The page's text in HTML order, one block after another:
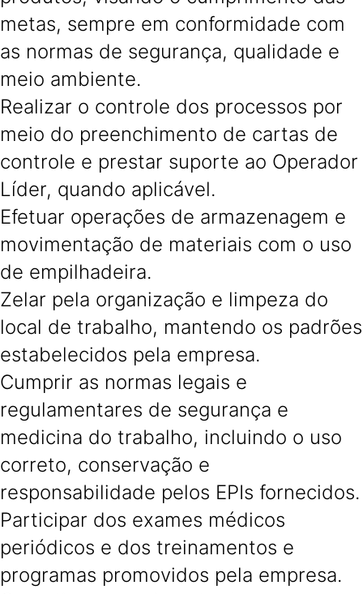
metas, sempre em conformidade com
as normas de segurança, qualidade e
meio ambiente.
Realizar o controle dos processos por
meio do preenchimento de cartas de
controle e prestar suporte ao Operador
Líder, quando aplicável.
Efetuar operações de armazenagem e
movimentação de materiais com o uso
de empilhadeira.
Zelar pela organização e limpeza do
local de trabalho, mantendo os padrões
estabelecidos pela empresa.
Cumprir as normas legais e
regulamentares de segurança e
medicina do trabalho, incluindo o uso
correto, conservação e
responsabilidade pelos EPIs fornecidos.
Participar dos exames médicos
periódicos e dos treinamentos e
programas promovidos pela empresa.